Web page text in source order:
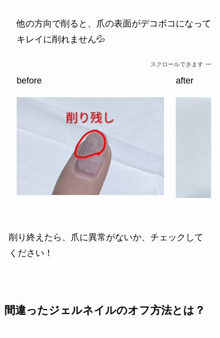
他の方向で削ると、爪の表面がデコボコになって
キレイに削れません💦
スクロールできます
before after
削り終えたら、爪に異常がないか、チェックして
ください！
間違ったジェルネイルのオフ方法とは？